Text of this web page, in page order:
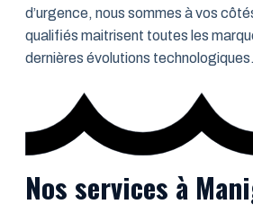
d’urgence, nous sommes à vos
qualifiés maitrisent toutes les
dernières évolutions technologiques.
Nos services à